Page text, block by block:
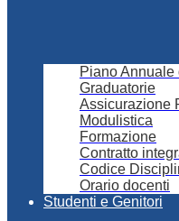
Piano Annuale
Graduatorie
Assicurazione
Modulistica
Formazione
Contratto
Codice
Orario docenti
Studenti e Genitori